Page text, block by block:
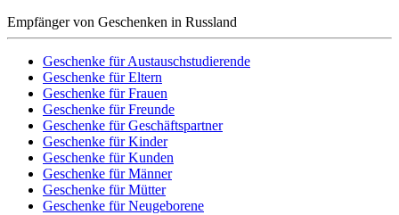
Empfänger von Geschenken in Russland
Geschenke für Austauschstudierende
Geschenke für Eltern
Geschenke für Frauen
Geschenke für Freunde
Geschenke für Geschäftspartner
Geschenke für Kinder
Geschenke für Kunden
Geschenke für Männer
Geschenke für Mütter
Geschenke für Neugeborene